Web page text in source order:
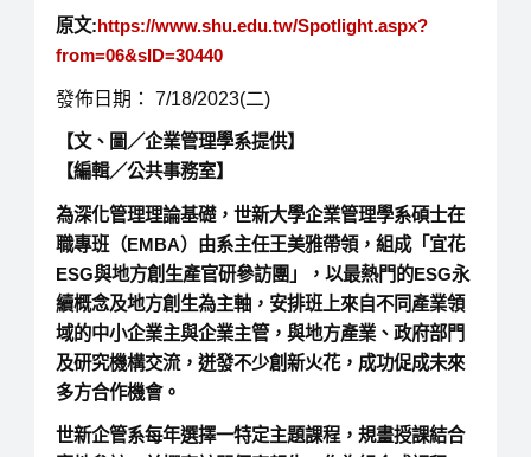
原文:https://www.shu.edu.tw/Spotlight.aspx?
from=06&sID=30440
發佈日期： 7/18/2023(二)
【文、圖／企業管理學系提供】
【編輯／公共事務室】
為深化管理理論基礎，世新大學企業管理學系碩士在
職專班（EMBA）由系主任王美雅帶領，組成「宜花
ESG與地方創生產官研參訪團」，以最熱門的ESG永
續概念及地方創生為主軸，安排班上來自不同產業領
域的中小企業主與企業主管，與地方產業、政府部門
及研究機構交流，迸發不少創新火花，成功促成未來
多方合作機會。
世新企管系每年選擇一特定主題課程，規畫授課結合